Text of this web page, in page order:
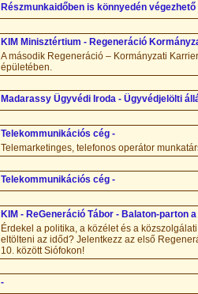
Részmunkaidőben is könnyedén
KIM Minisztértium - Regeneráció
A második Regeneráció – Kormányzati
épületében.
Madarassy Ügyvédi Iroda - Ügyvédjelölti
Telekommunikációs cég -
Telemarketinges, telefonos operátor
Telekommunikációs cég -
KIM - ReGeneráció Tábor - Balaton-parton
Érdekel a politika, a közélet és a
eltölteni az időd? Jelentkezz az első
10. között Siófokon!
-